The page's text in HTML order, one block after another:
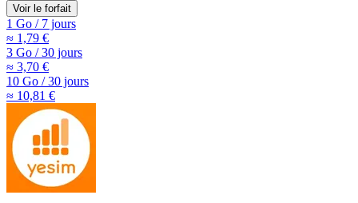
Voir le forfait
1 Go /7 jours
≈ 1,79 €
3 Go /30 jours
≈ 3,70 €
10 Go /30 jours
≈ 10,81 €